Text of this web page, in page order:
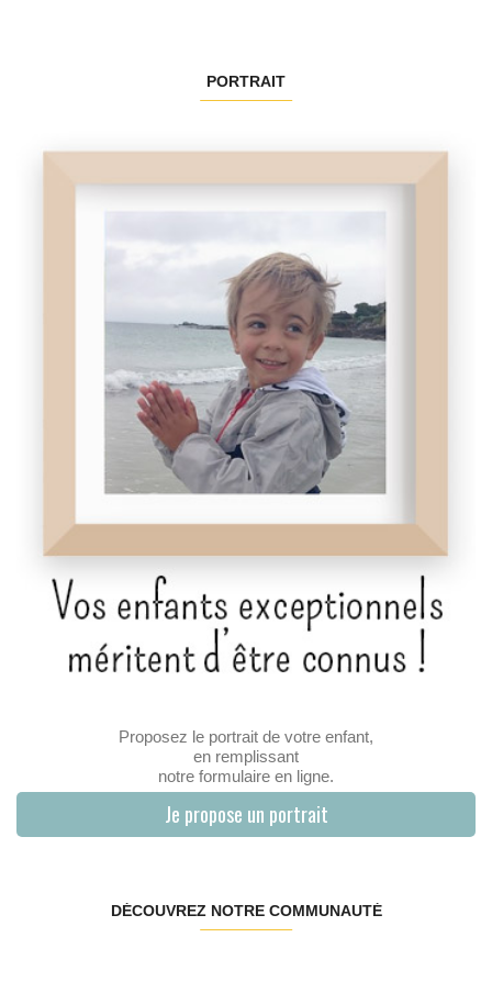
PORTRAIT
Proposez le portrait de votre enfant,
en remplissant
notre formulaire en ligne.
Je propose un portrait
DÉCOUVREZ NOTRE COMMUNAUTÉ